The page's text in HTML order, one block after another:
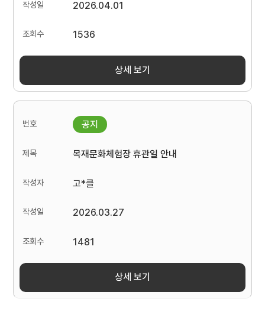
2026.04.01
1536
상세 보기
목재문화체험장 휴관일 안내
고*클
2026.03.27
1481
상세 보기